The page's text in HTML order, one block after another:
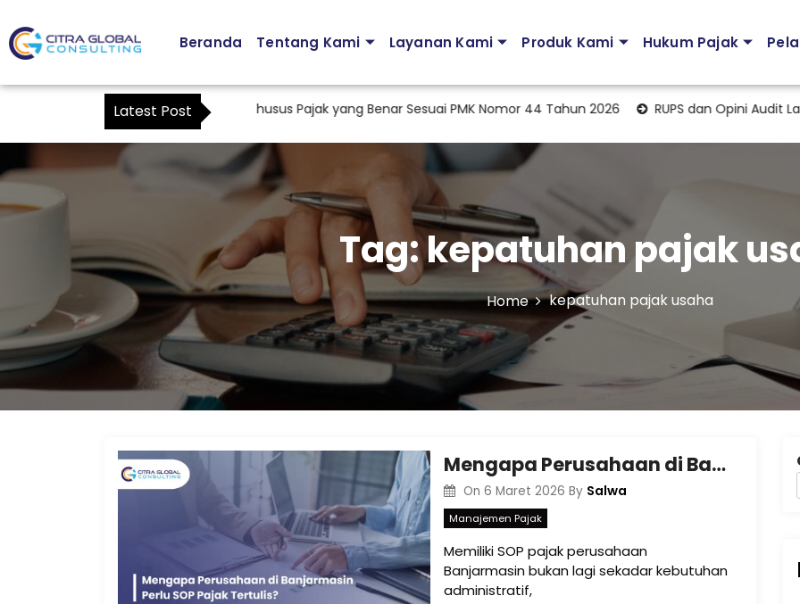
Beranda Tentang Kami Layanan Kami Produk Kami Hukum Pajak
Latest Post
Cara Membuat Surat Kuasa Khusus Pajak yang Benar Sesuai PMK Nomor 44 Tahun 2026 RUPS dan Opini Audit
Tag:kepatuhan pajak
Home kepatuhan pajak usaha
Mengapa Perusahaan di Banjarmasin Perlu SOP Pajak Tertulis?
On 6 Maret 2026 By Salwa
Manajemen Pajak
Memiliki SOP pajak perusahaan
Banjarmasin bukan lagi sekadar kebutuhan
administratif,